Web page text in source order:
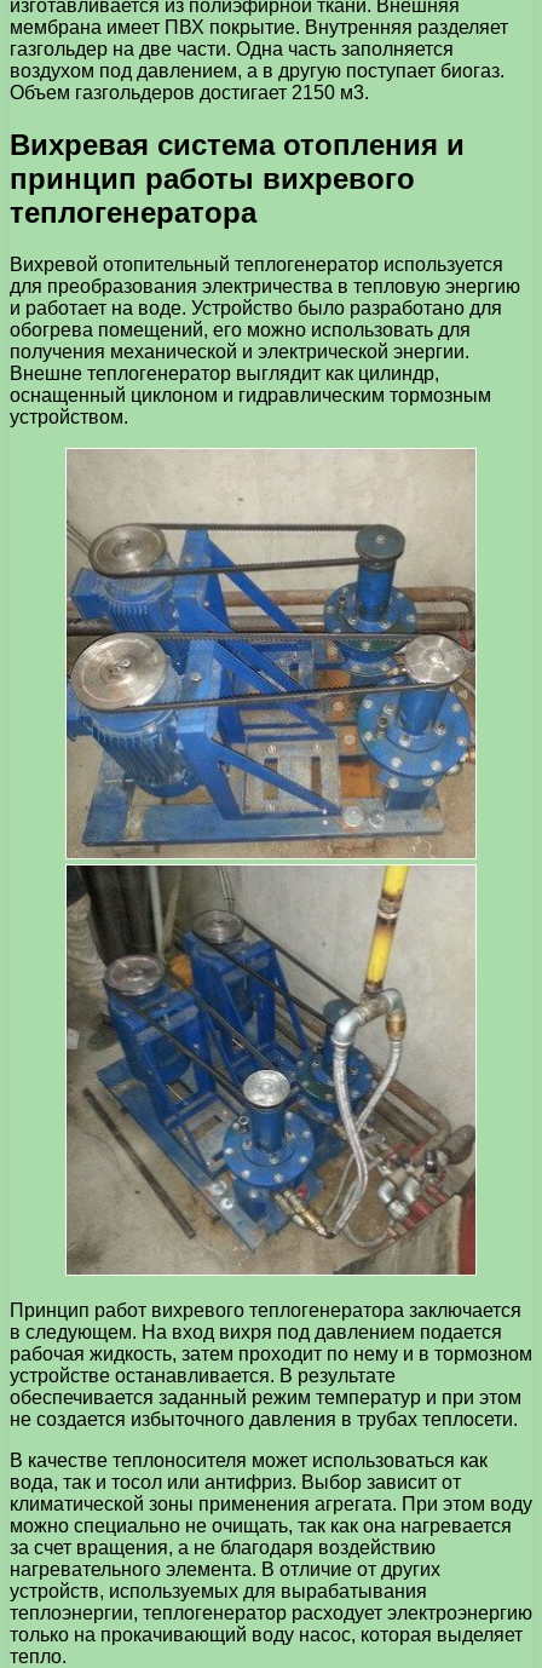
изготавливается из полиэфирной ткани. Внешняя
мембрана имеет ПВХ покрытие. Внутренняя разделяет
газгольдер на две части. Одна часть заполняется
воздухом под давлением, а в другую поступает биогаз.
Объем газгольдеров достигает 2150 м3.
Вихревая система отопления и
принцип работы вихревого
теплогенератора
Вихревой отопительный теплогенератор используется
для преобразования электричества в тепловую энергию
и работает на воде. Устройство было разработано для
обогрева помещений, его можно использовать для
получения механической и электрической энергии.
Внешне теплогенератор выглядит как цилиндр,
оснащенный циклоном и гидравлическим тормозным
устройством.
Принцип работ вихревого теплогенератора заключается
в следующем. На вход вихря под давлением подается
рабочая жидкость, затем проходит по нему и в тормозном
устройстве останавливается. В результате
обеспечивается заданный режим температур и при этом
не создается избыточного давления в трубах теплосети.
В качестве теплоносителя может использоваться как
вода, так и тосол или антифриз. Выбор зависит от
климатической зоны применения агрегата. При этом воду
можно специально не очищать, так как она нагревается
за счет вращения, а не благодаря воздействию
нагревательного элемента. В отличие от других
устройств, используемых для вырабатывания
теплоэнергии, теплогенератор расходует электроэнергию
только на прокачивающий воду насос, которая выделяет
тепло.